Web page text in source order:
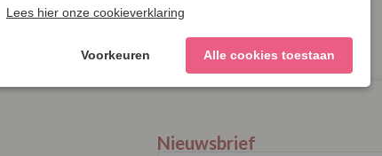
Nieuwsbrief